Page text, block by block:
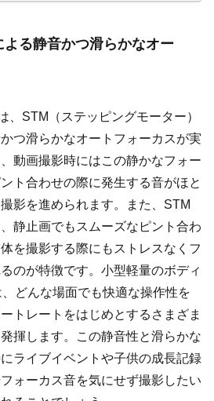
る静音かつ滑らかなオー
、STM（ステッピングモーター）
つ滑らかなオートフォーカスが実
動画撮影時にはこの静かなフォー
ト合わせの際に発生する音がほと
影を進められます。また、STM
静止画でもスムーズなピント合わ
を撮影する際にもストレスなくフ
のが特徴です。小型軽量のボディ
どんな場面でも快適な操作性を
トレートをはじめとするさまざま
揮します。この静音性と滑らかな
ライブイベントや子供の成長記録
ォーカス音を気にせず撮影したい